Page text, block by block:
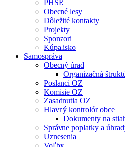
PHSR
Obecné lesy
Dôležité kontakty
Projekty
Sponzori
Kúpalisko
Samospráva
Obecný úrad
Organizačná
Poslanci OZ
Komisie OZ
Zasadnutia OZ
Hlavný kontrolór obce
Dokumenty na
Správne poplatky a
Uznesenia
Voľby